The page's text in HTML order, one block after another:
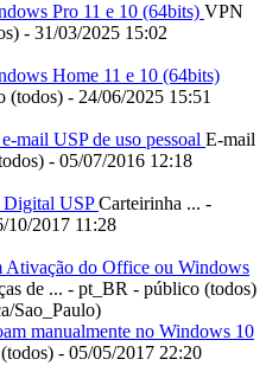
Pro 11 e 10 (64bits) VPN
- 31/03/2025 15:02
Home 11 e 10 (64bits)
- 24/06/2025 15:51
mail USP de uso pessoal E-mail
- 05/07/2016 12:18
Digital USPCarteirinha ... -
10/2017 11:28
Ativação do Office ou Windows
de ... - pt_BR - público (todos)
Sao_Paulo)
manualmente no Windows 10
- 05/05/2017 22:20